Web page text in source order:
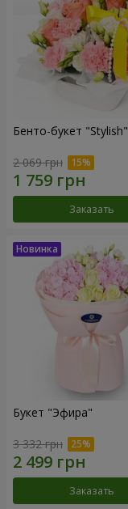
Бенто-букет "Stylish"
2 069 грн
Заказать
Букет "Эфира"
3 332 грн
Заказать